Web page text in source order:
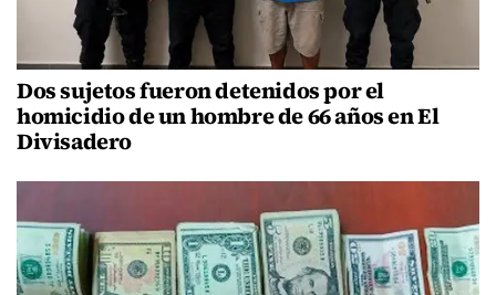
Dos sujetos fueron detenidos por el
homicidio de un hombre de 66 años en El
Divisadero